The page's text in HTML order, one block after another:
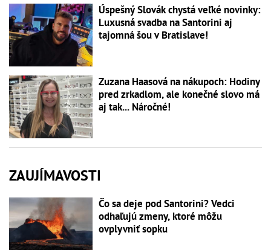
Úspešný Slovák chystá veľké novinky:
Luxusná svadba na Santorini aj
tajomná šou v Bratislave!
Zuzana Haasová na nákupoch: Hodiny
pred zrkadlom, ale konečné slovo má
aj tak... Náročné!
ZAUJÍMAVOSTI
Čo sa deje pod Santorini? Vedci
odhaľujú zmeny, ktoré môžu
ovplyvniť sopku